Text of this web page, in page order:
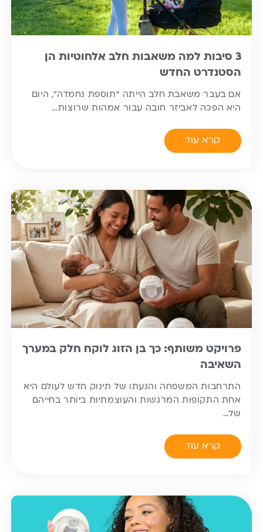
3 סיבות למה משאבות חלב אלחוטיות הן
הסטנדרט החדש
אם בעבר משאבת חלב הייתה “תוספת נחמדה”, היום
היא הפכה לאביזר חובה עבור אמהות שרוצות…
קרא עוד
פרויקט משותף: כך בן הזוג לוקח חלק במערך
השאיבה
התרחבות המשפחה והגעתו של תינוק חדש לעולם היא
אחת התקופות המרגשות והעוצמתיות ביותר בחייהם
של…
קרא עוד